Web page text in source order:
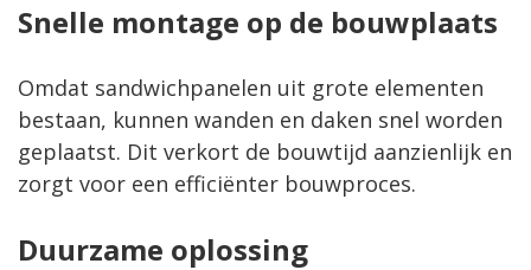
Snelle montage op de bouwplaats
Omdat sandwichpanelen uit grote elementen
bestaan, kunnen wanden en daken snel worden
geplaatst. Dit verkort de bouwtijd aanzienlijk en
zorgt voor een efficiënter bouwproces.
Duurzame oplossing